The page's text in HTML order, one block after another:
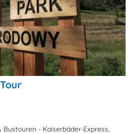
- Kaiserbäder-Express,